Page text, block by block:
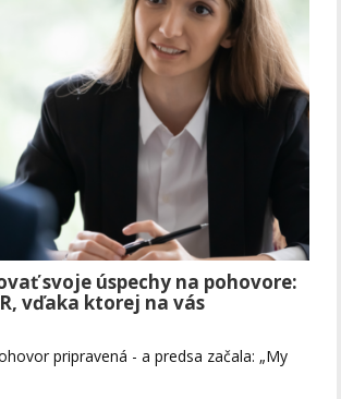
svoje úspechy na pohovore:
vďaka ktorej na vás
pripravená - a predsa začala: „My